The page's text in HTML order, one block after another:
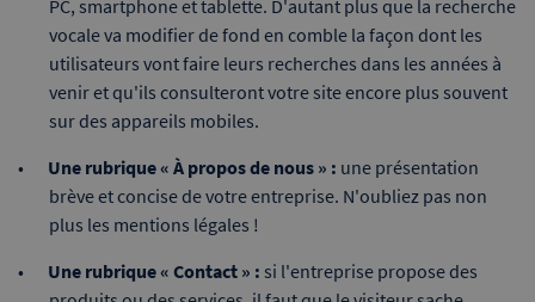
PC, smartphone et tablette. D'autant plus que la recherche
vocale va modifier de fond en comble la façon dont les
utilisateurs vont faire leurs recherches dans les années à
venir et qu'ils consulteront votre site encore plus souvent
sur des appareils mobiles.
Une rubrique « À propos de nous » : une présentation
brève et concise de votre entreprise. N'oubliez pas non
plus les mentions légales !
Une rubrique « Contact » : si l'entreprise propose des